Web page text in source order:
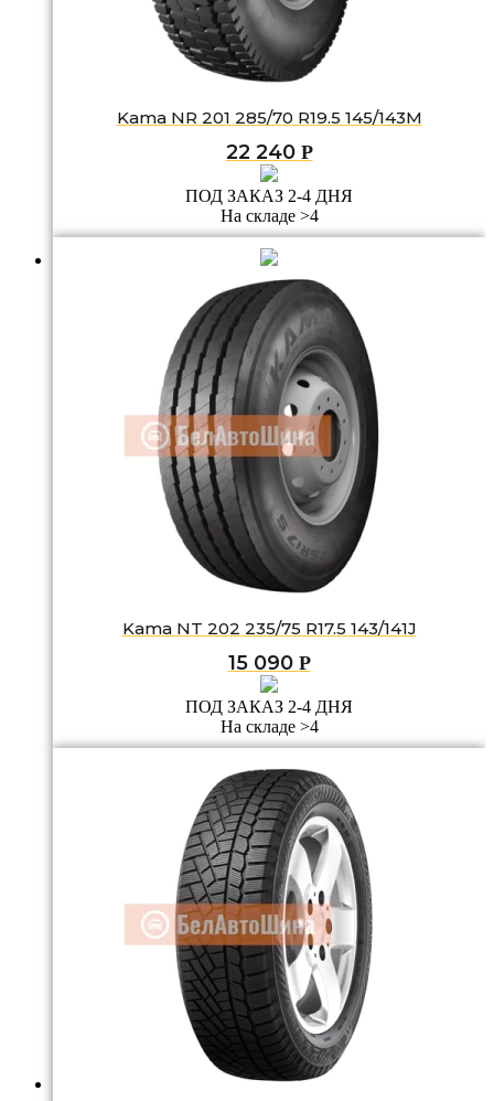
Kama NR 201 285/70 R19.5 145/143M
22 240 Р
ПОД ЗАКАЗ 2-4 ДНЯ
На складе >4
Kama NT 202 235/75 R17.5 143/141J
15 090 Р
ПОД ЗАКАЗ 2-4 ДНЯ
На складе >4